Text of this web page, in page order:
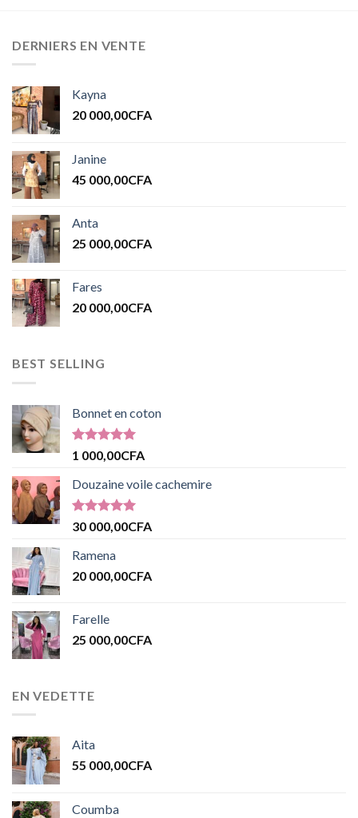
DERNIERS EN VENTE
Kayna
20 000,00CFA
Janine
45 000,00CFA
Anta
25 000,00CFA
Fares
20 000,00CFA
BEST SELLING
Bonnet en coton
Note 5.00
1 000,00CFA
Douzaine voile cachemire
Note5.00
30 000,00CFA
Ramena
20 000,00CFA
Farelle
25 000,00CFA
EN VEDETTE
Aita
55 000,00CFA
Coumba